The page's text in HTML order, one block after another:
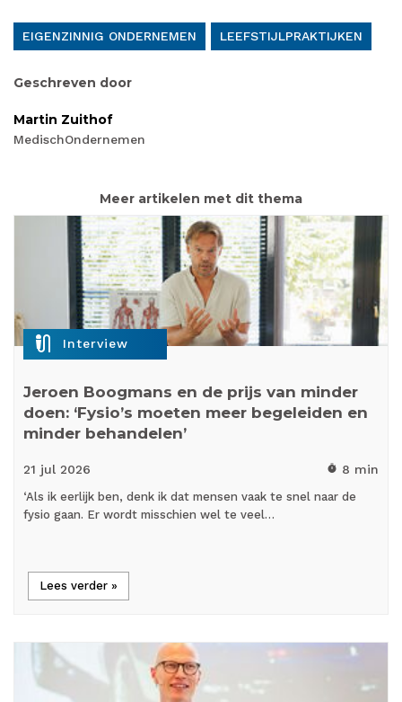
EIGENZINNIG ONDERNEMEN LEEFSTIJLPRAKTIJKEN
Geschreven door
Martin Zuithof
MedischOndernemen
Meer artikelen met dit thema
mic_external_on Interview
Jeroen Boogmans en de prijs van minder
doen: ‘Fysio’s moeten meer begeleiden en
minder behandelen’
21 jul 2026 timer 8 min
‘Als ik eerlijk ben, denk ik dat mensen vaak te snel naar de
fysio gaan. Er wordt misschien wel te veel…
Lees verder »